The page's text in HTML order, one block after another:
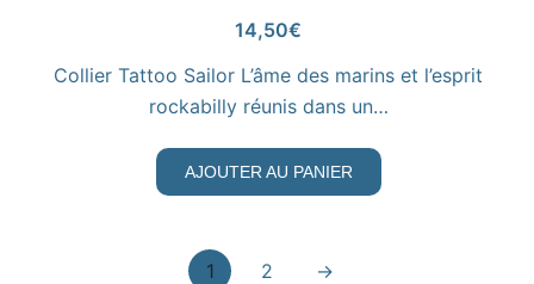
14,50€
Collier Tattoo Sailor L’âme des marins et l’esprit
rockabilly réunis dans un…
AJOUTER AU PANIER
1 2 →